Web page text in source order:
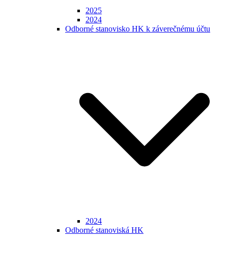
2025
2024
Odborné stanovisko HK k záverečnému účtu
2024
Odborné stanoviská HK